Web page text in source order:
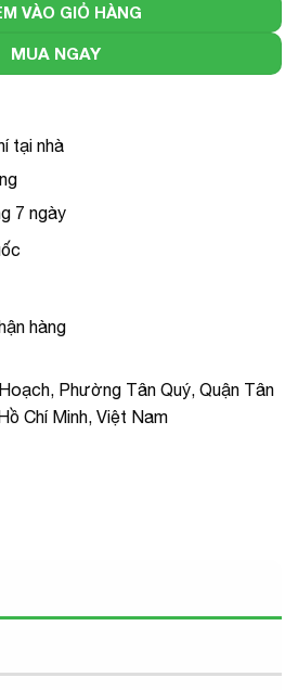
VÀO GIỎ HÀNG
MUA NGAY
tại nhà
7 ngày
hàng
Phường Tân Quý, Quận Tân
Chí Minh, Việt Nam